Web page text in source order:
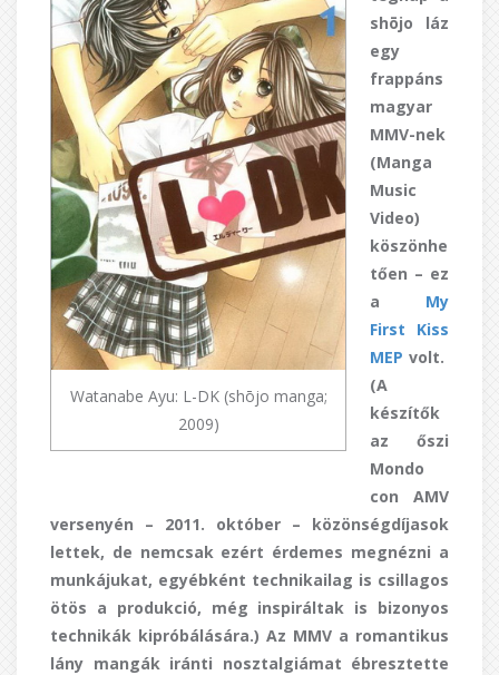
Watanabe Ayu: L-DK (shōjo manga;
2009)
shōjo láz
egy
frappáns
magyar
MMV-nek
(Manga
Music
Video)
köszönhe
tően – ez
a My
First Kiss
MEP volt.
(A
készítők
az őszi
Mondo
con AMV
versenyén – 2011. október – közönségdíjasok
lettek, de nemcsak ezért érdemes megnézni a
munkájukat, egyébként technikailag is csillagos
ötös a produkció, még inspiráltak is bizonyos
technikák kipróbálására.) Az MMV a romantikus
lány mangák iránti nosztalgiámat ébresztette